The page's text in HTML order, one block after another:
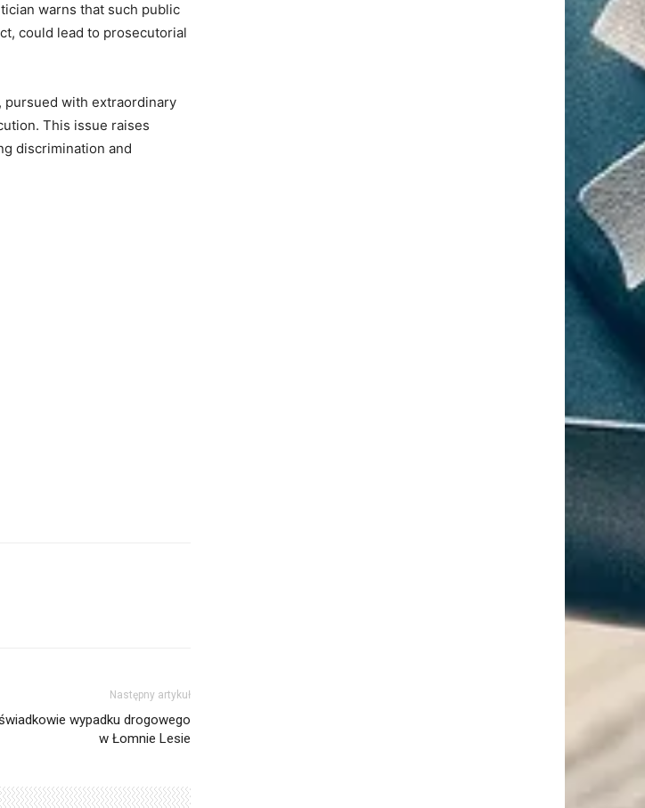
warns that such public
could lead to prosecutorial
pursued with extraordinary
This issue raises
discrimination and
Następny artykuł
wypadku drogowego
w Łomnie Lesie